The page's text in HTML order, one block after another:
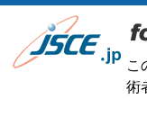
メ
こ
術